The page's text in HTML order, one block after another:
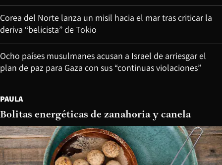
Corea del Norte lanza un misil hacia el mar tras criticar la
deriva “belicista” de Tokio
Ocho países musulmanes acusan a Israel de arriesgar el
plan de paz para Gaza con sus “continuas violaciones”
PAULA
Bolitas energéticas de zanahoria y canela